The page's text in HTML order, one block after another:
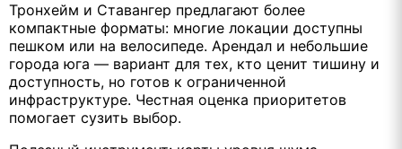
Тронхейм и Ставангер предлагают более
компактные форматы: многие локации доступны
пешком или на велосипеде. Арендал и небольшие
города юга — вариант для тех, кто ценит тишину и
доступность, но готов к ограниченной
инфраструктуре. Честная оценка приоритетов
помогает сузить выбор.